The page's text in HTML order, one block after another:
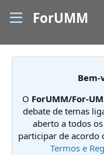
ForUMM
O ForUMM/For-
debate de temas
aberto a todos
participar de acordo
Termos e